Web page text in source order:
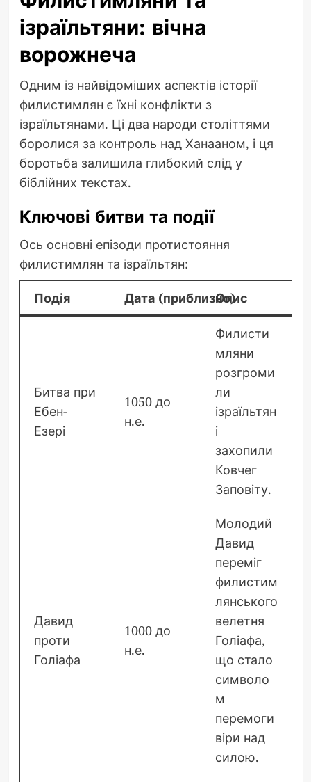
ізраїльтяни: вічна
ворожнеча
Одним із найвідоміших аспектів історії
филистимлян є їхні конфлікти з
ізраїльтянами. Ці два народи століттями
боролися за контроль над Ханааном, і ця
боротьба залишила глибокий слід у
біблійних текстах.
Ключові битви та події
Ось основні епізоди протистояння
филистимлян та ізраїльтян:
Подія Дата (приблизно)
Опис
Битва при
Ебен-
Езері
1050 до
н.е.
Филисти
мляни
розгроми
ли
ізраїльтян
і
захопили
Ковчег
Заповіту.
Давид
проти
Голіафа
1000 до
н.е.
Молодий
Давид
переміг
филистим
лянського
велетня
Голіафа,
що стало
символо
м
перемоги
віри над
силою.